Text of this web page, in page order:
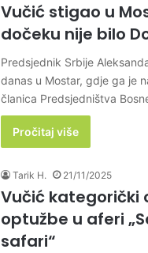
Vučić stigao u
dočeku nije bilo
Predsjednik Srbije
danas u Mostar, gdje ga je
članica Predsjedništva
Pročitaj više
Tarik H. 21/11/2025
Vučić kategorički
optužbe u aferi
safari“